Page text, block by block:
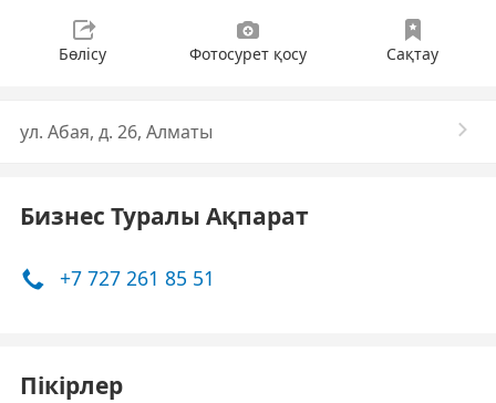
Бөлісу Фотосурет қосу Сақтау
ул. Абая, д. 26, Алматы
Бизнес Туралы Ақпарат
+7 727 261 85 51
Пікірлер